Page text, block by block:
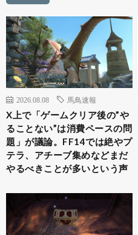
2026.08.08 馬鳥速報
X上で「ゲームクリア後の”や
ることない”は消費ペースの問
題」が議論。FF14では絶やプ
テラ、アチーブ集めなどまだ
やるべきことが多いという声